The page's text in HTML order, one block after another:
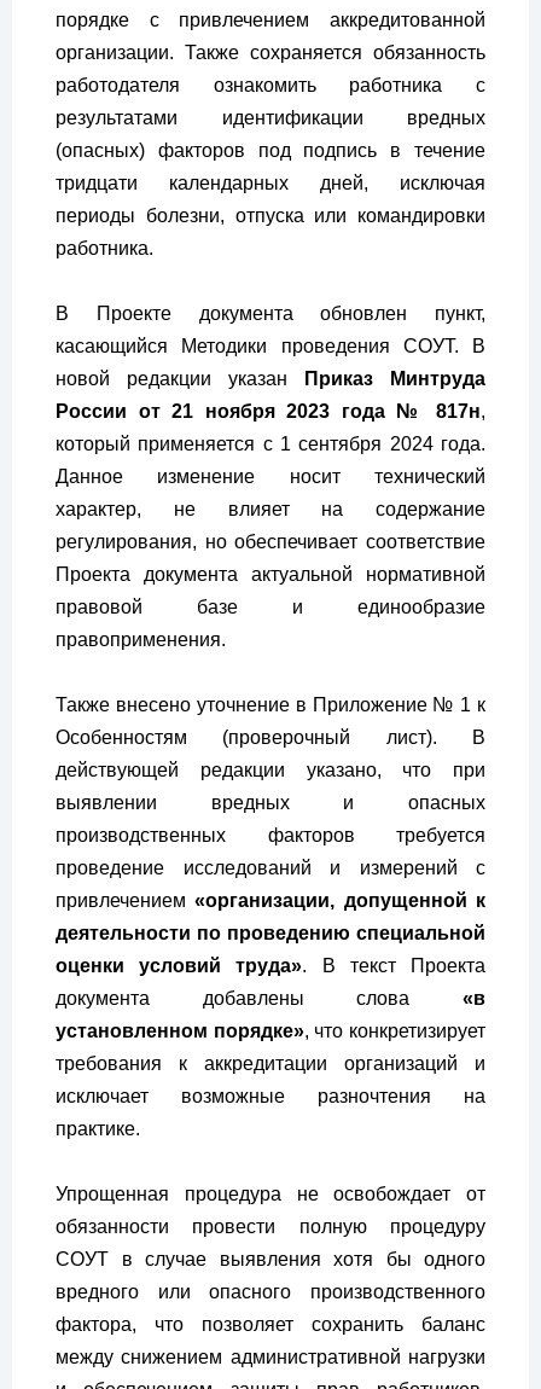
порядке с привлечением аккредитованной
организации. Также сохраняется обязанность
работодателя ознакомить работника с
результатами идентификации вредных
(опасных) факторов под подпись в течение
тридцати календарных дней, исключая
периоды болезни, отпуска или командировки
работника.
В Проекте документа обновлен пункт,
касающийся Методики проведения СОУТ. В
новой редакции указан
Приказ Минтруда
России от 21 ноября 2023 года № 817н,
который применяется с 1 сентября 2024 года.
Данное изменение носит технический
характер, не влияет на содержание
регулирования, но обеспечивает соответствие
Проекта документа актуальной нормативной
правовой базе и единообразие
правоприменения.
Также внесено уточнение в Приложение № 1 к
Особенностям (проверочный лист). В
действующей редакции указано, что при
выявлении вредных и опасных
производственных факторов требуется
проведение исследований и измерений с
привлечением«организации, допущенной к
деятельности по проведению специальной
оценки условий труда». В текст Проекта
документа добавлены слова «в
установленном порядке», что конкретизирует
требования к аккредитации организаций и
исключает возможные разночтения на
практике.
Упрощенная процедура не освобождает от
обязанности провести полную процедуру
СОУТ в случае выявления хотя бы одного
вредного или опасного производственного
фактора, что позволяет сохранить баланс
между снижением административной нагрузки